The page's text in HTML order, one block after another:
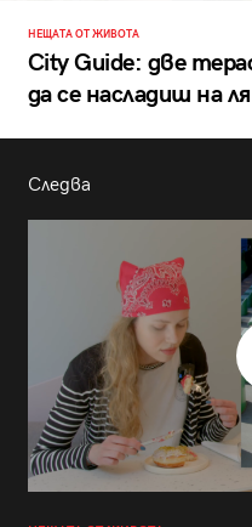
НЕЩАТА ОТ ЖИВОТА
City Guide: две
да се насладиш на
Следва